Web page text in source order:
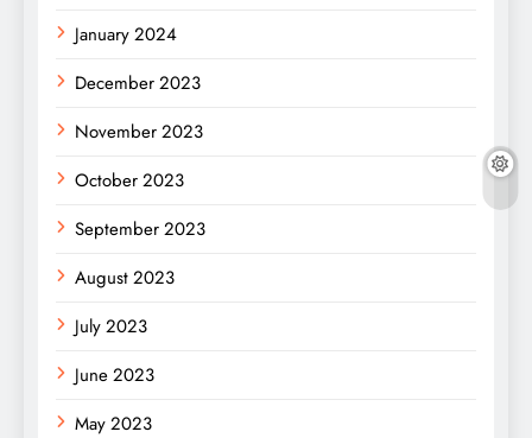
January 2024
December 2023
November 2023
October 2023
September 2023
August 2023
July 2023
June 2023
May 2023